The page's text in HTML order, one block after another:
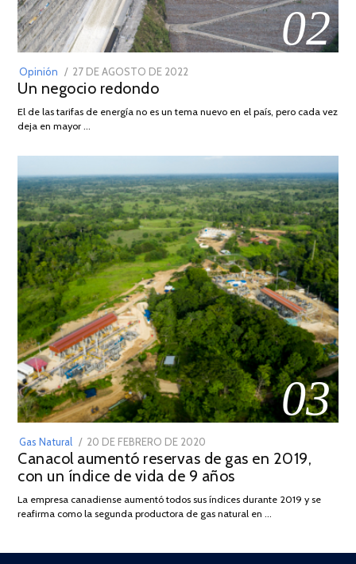
02
Opinión
POSTED
ON
27 DE AGOSTO DE 2022
DE
Un negocio redondo
El de las tarifas de energía no es un tema nuevo en el país, pero cada vez
deja en mayor …
03
Gas Natural
POSTED
ON
20 DE FEBRERO DE 2020
DE
JULIO
2025
Canacol aumentó reservas de gas en 2019,
con un índice de vida de 9 años
La empresa canadiense aumentó todos sus índices durante 2019 y se
reafirma como la segunda productora de gas natural en …